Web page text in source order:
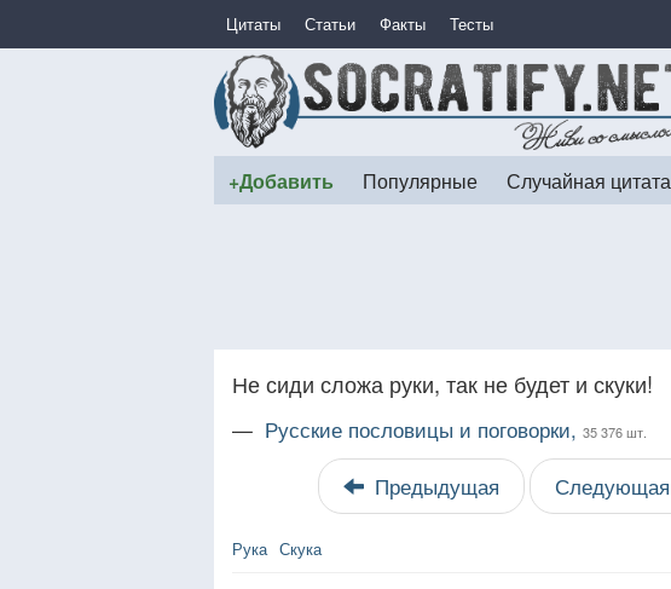
Цитаты Статьи Факты Тесты
+Добавить Популярные Случайная цитата
Не сиди сложа руки, так не будет и скуки!
— Русские пословицы и поговорки, 35 376 шт.
Предыдущая Следующая
Рука Скука